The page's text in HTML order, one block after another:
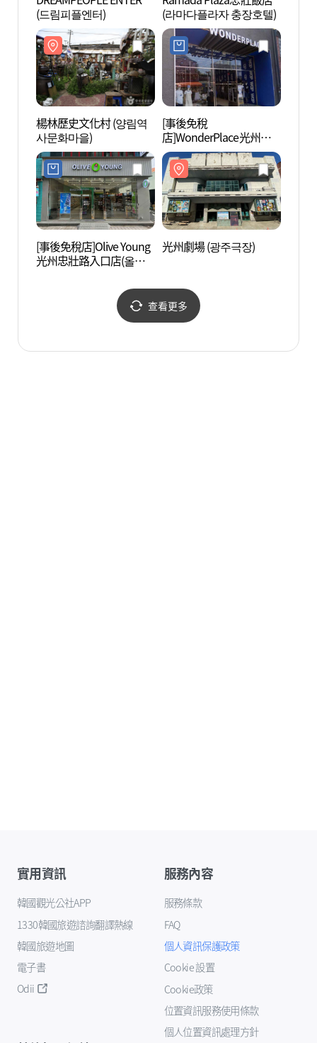
(드림피플엔터)
(라마다플라자 충장호텔)
楊林歷史文化村 (양림역
사문화마을)
[事後免稅
店]WonderPlace光州中
央路店(원더플레이스 광
주중앙로점)
[事後免稅店]Olive Young
光州忠壯路入口店(올리
光州劇場 (광주극장)
查看更多
實用資訊
韓國觀光公社APP
1330韓國旅遊諮詢翻譯熱線
韓國旅遊地圖
電子書
Odii
服務內容
服務條款
FAQ
個人資訊保護政策
Cookie 設置
Cookie政策
位置資訊服務使用條款
個人位置資訊處理方針